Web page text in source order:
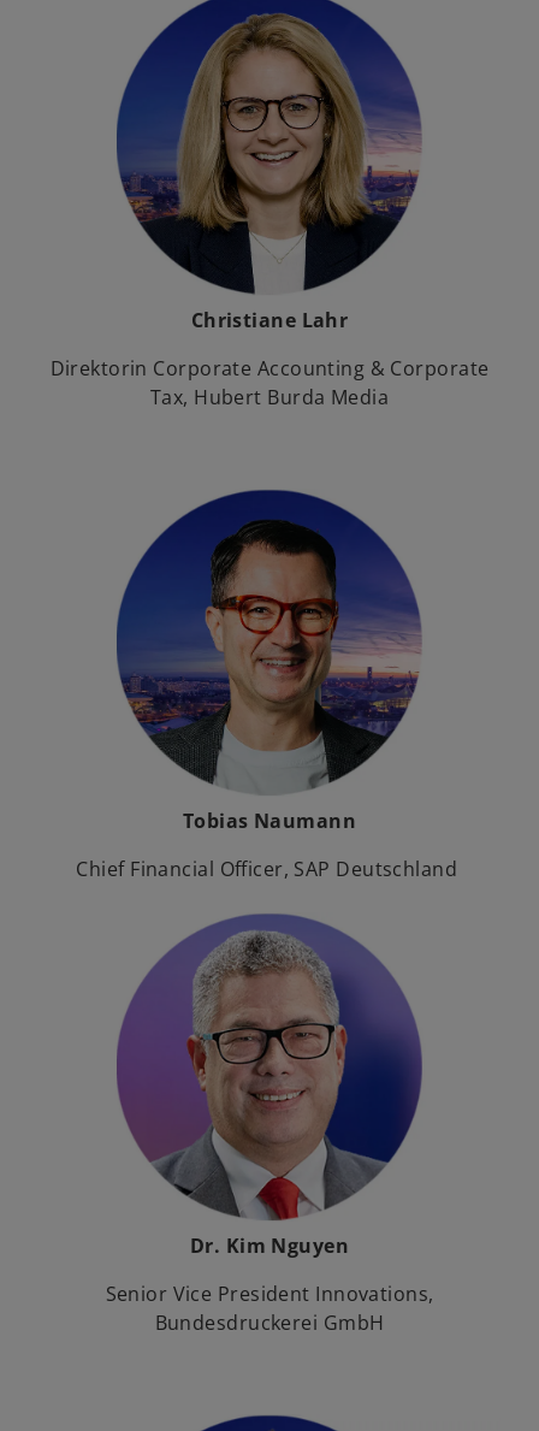
Christiane Lahr
Direktorin Corporate Accounting & Corporate
Tax, Hubert Burda Media
Tobias Naumann
Chief Financial Officer, SAP Deutschland
Dr. Kim Nguyen
Senior Vice President Innovations,
Bundesdruckerei GmbH